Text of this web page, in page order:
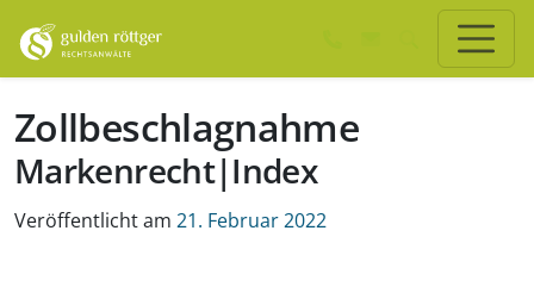
Zollbeschlagnahme
Markenrecht|Index
Veröffentlicht am 21. Februar 2022